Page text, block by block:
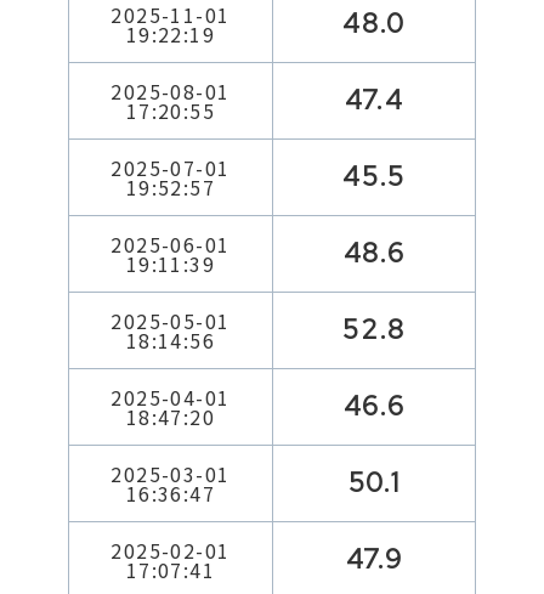
2025-11-01
19:22:19 48.0
2025-08-01
17:20:55 47.4
2025-07-01
19:52:57 45.5
2025-06-01
19:11:39 48.6
2025-05-01
18:14:56 52.8
2025-04-01
18:47:20 46.6
2025-03-01
16:36:47 50.1
2025-02-01
17:07:41 47.9